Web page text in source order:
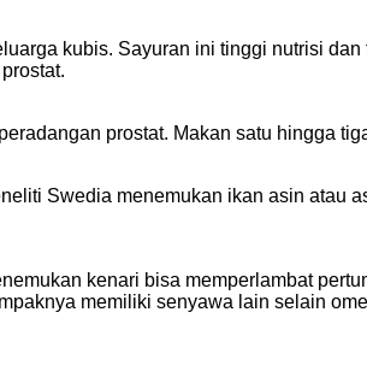
kubis. Sayuran ini tinggi nutrisi
prostat. Makan satu hingga
Swedia menemukan ikan asin atau
kenari bisa memperlambat
memiliki senyawa lain selain